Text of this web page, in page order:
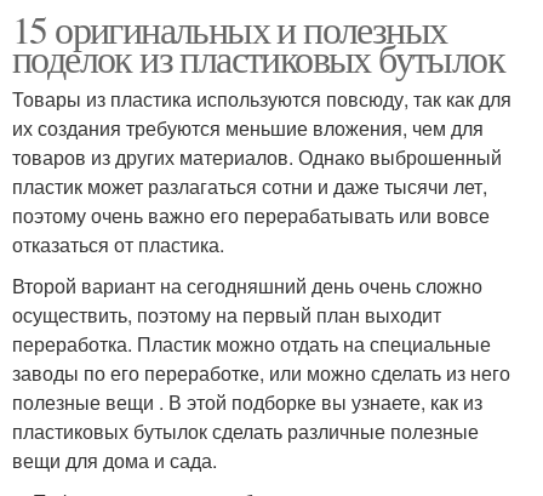
15 оригинальных и полезных
поделок из пластиковых бутылок
Товары из пластика используются повсюду, так как для
их создания требуются меньшие вложения, чем для
товаров из других материалов. Однако выброшенный
пластик может разлагаться сотни и даже тысячи лет,
поэтому очень важно его перерабатывать или вовсе
отказаться от пластика.
Второй вариант на сегодняшний день очень сложно
осуществить, поэтому на первый план выходит
переработка. Пластик можно отдать на специальные
заводы по его переработке, или можно сделать из него
полезные вещи . В этой подборке вы узнаете, как из
пластиковых бутылок сделать различные полезные
вещи для дома и сада.